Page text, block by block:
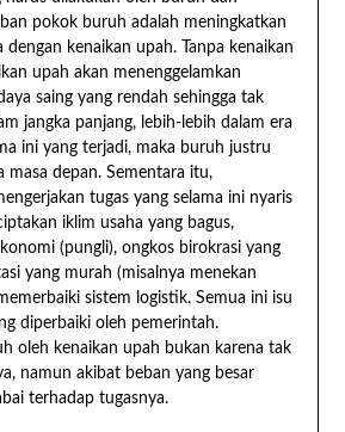
pokok buruh adalah meningkatkan
kenaikan upah. Tanpa kenaikan
upah akan menenggelamkan
saing yang rendah sehingga tak
jangka panjang, lebih-lebih dalam era
ini yang terjadi, maka buruh justru
masa depan. Sementara itu,
tugas yang selama ini nyaris
iklim usaha yang bagus,
(pungli), ongkos birokrasi yang
yang murah (misalnya menekan
sistem logistik. Semua ini isu
diperbaiki oleh pemerintah.
oleh kenaikan upah bukan karena tak
namun akibat beban yang besar
terhadap tugasnya.